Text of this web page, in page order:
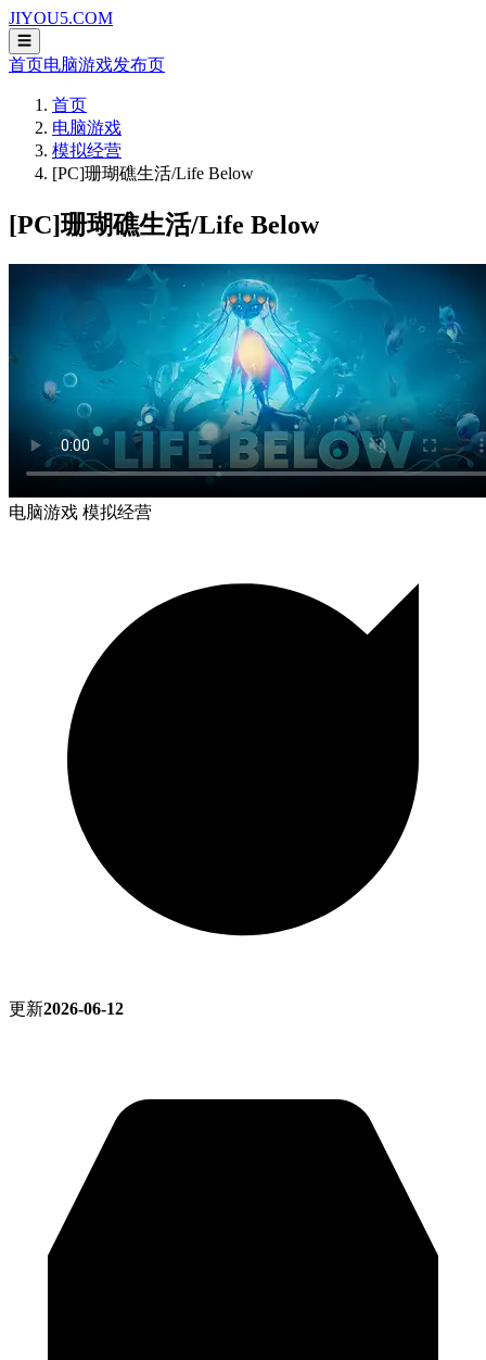
JIYOU5.COM
☰
首页电脑游戏发布页
首页
电脑游戏
模拟经营
[PC]珊瑚礁生活/Life Below
[PC]珊瑚礁生活/Life Below
电脑游戏 模拟经营
更新2026-06-12